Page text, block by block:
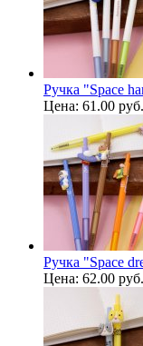
Ручка "Space
Цена: 61.00 руб.
Ручка "Space
Цена: 62.00 руб.